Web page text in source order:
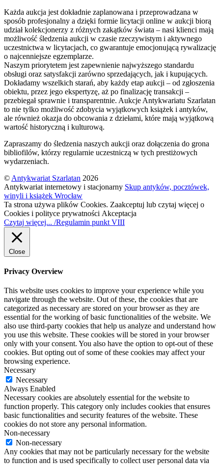
Każda aukcja jest dokładnie zaplanowana i przeprowadzana w
sposób profesjonalny a dzięki formie licytacji online w aukcji biorą
udział kolekcjonerzy z różnych zakątków świata – nasi klienci mają
możliwość śledzenia aukcji w czasie rzeczywistym i aktywnego
uczestnictwa w licytacjach, co gwarantuje emocjonującą rywalizację
o najcenniejsze egzemplarze.
Naszym priorytetem jest zapewnienie najwyższego standardu
obsługi oraz satysfakcji zarówno sprzedających, jak i kupujących.
Dokładamy wszelkich starań, aby każdy etap aukcji – od zgłoszenia
obiektu, przez jego ekspertyzę, aż po finalizację transakcji –
przebiegał sprawnie i transparentnie. Aukcje Antykwariatu Szarlatan
to nie tylko możliwość zdobycia wyjątkowych książek i antyków,
ale również okazja do obcowania z dziełami, które mają wyjątkową
wartość historyczną i kulturową.
Zapraszamy do śledzenia naszych aukcji oraz dołączenia do grona
bibliofilów, którzy regularnie uczestniczą w tych prestiżowych
wydarzeniach.
© Antykwariat Szarlatan 2026
Antykwariat internetowy i stacjonarny Skup antyków, pocztówek,
winyli i książek Wrocław
Ta strona używa plików Cookies. Zaakceptuj lub czytaj więcej o
Cookies i polityce prywatności Akceptacja
Czytaj więcej... /Regulamin punkt VIII
Close
Privacy Overview
This website uses cookies to improve your experience while you
navigate through the website. Out of these, the cookies that are
categorized as necessary are stored on your browser as they are
essential for the working of basic functionalities of the website. We
also use third-party cookies that help us analyze and understand how
you use this website. These cookies will be stored in your browser
only with your consent. You also have the option to opt-out of these
cookies. But opting out of some of these cookies may affect your
browsing experience.
Necessary
Necessary
Always Enabled
Necessary cookies are absolutely essential for the website to
function properly. This category only includes cookies that ensures
basic functionalities and security features of the website. These
cookies do not store any personal information.
Non-necessary
Non-necessary
Any cookies that may not be particularly necessary for the website
to function and is used specifically to collect user personal data via